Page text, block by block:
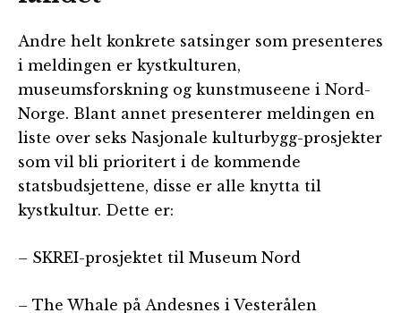
Andre helt konkrete satsinger som presenteres
i meldingen er kystkulturen,
museumsforskning og kunstmuseene i Nord-
Norge. Blant annet presenterer meldingen en
liste over seks Nasjonale kulturbygg-prosjekter
som vil bli prioritert i de kommende
statsbudsjettene, disse er alle knytta til
kystkultur. Dette er:
– SKREI-prosjektet til Museum Nord
– The Whale på Andesnes i Vesterålen